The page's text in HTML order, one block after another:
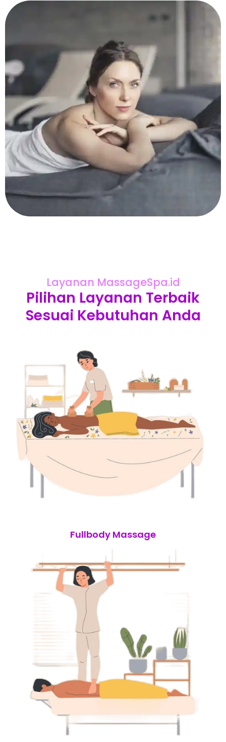
Layanan MassageSpa.id
Pilihan Layanan Terbaik
Sesuai Kebutuhan Anda
Fullbody Massage